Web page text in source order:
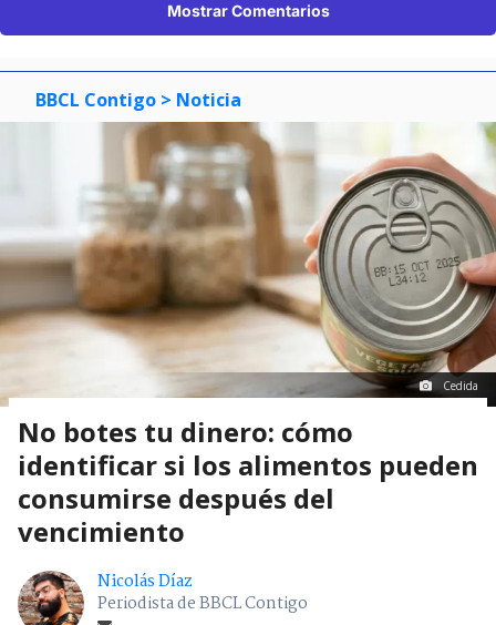
Mostrar Comentarios
BBCL Contigo > Noticia
Cedida
No botes tu dinero: cómo
identificar si los alimentos pueden
consumirse después del
vencimiento
Nicolás Díaz
Periodista de BBCL Contigo